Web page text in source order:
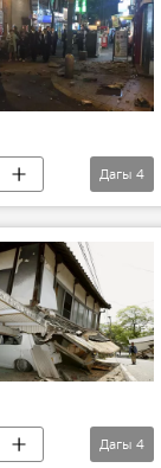
Дагы 4
Дагы 4